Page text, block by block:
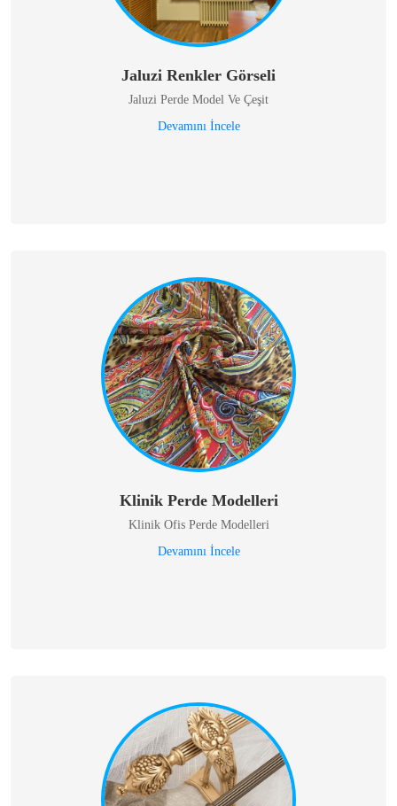
Jaluzi Renkler Görseli
Jaluzi Perde Model Ve Çeşit
Devamını İncele
Klinik Perde Modelleri
Klinik Ofis Perde Modelleri
Devamını İncele